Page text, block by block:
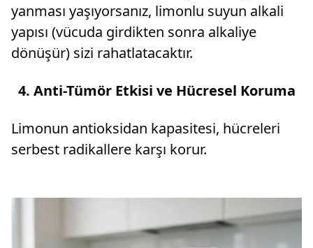
yanması yaşıyorsanız, limonlu suyun alkali
yapısı (vücuda girdikten sonra alkaliye
dönüşür) sizi rahatlatacaktır.
4. Anti-Tümör Etkisi ve Hücresel Koruma
Limonun antioksidan kapasitesi, hücreleri
serbest radikallere karşı korur.